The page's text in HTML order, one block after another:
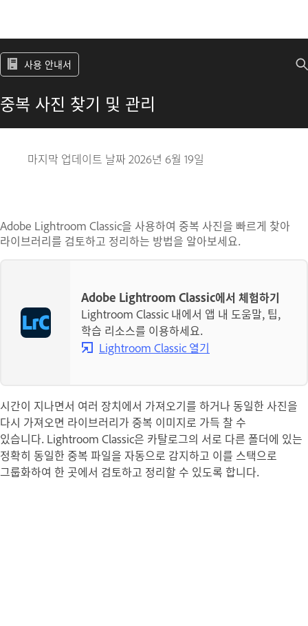
사용 안내서
중복 사진 찾기 및 관리
마지막 업데이트 날짜2026년 6월 19일
Adobe Lightroom Classic을 사용하여 중복 사진을 빠르게 찾아
라이브러리를 검토하고 정리하는 방법을 알아보세요.
Adobe Lightroom Classic에서 체험하기
Lightroom Classic 내에서 앱 내 도움말, 팁,
학습 리소스를 이용하세요.
Lightroom Classic 열기
시간이 지나면서 여러 장치에서 가져오기를 하거나 동일한 사진을
다시 가져오면 라이브러리가 중복 이미지로 가득 찰 수
있습니다. Lightroom Classic은 카탈로그의 서로 다른 폴더에 있는
정확히 동일한 중복 파일을 자동으로 감지하고 이를 스택으로
그룹화하여 한 곳에서 검토하고 정리할 수 있도록 합니다.